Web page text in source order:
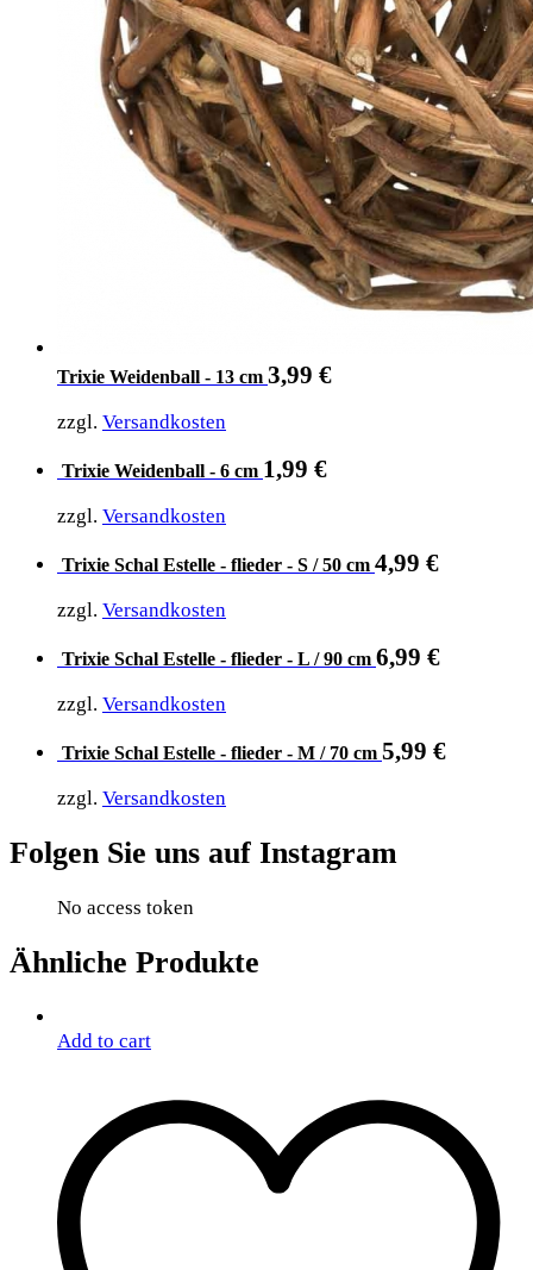
Trixie Weidenball - 13 cm 3,99 €
zzgl. Versandkosten
Trixie Weidenball - 6 cm 1,99 €
zzgl. Versandkosten
Trixie Schal Estelle - flieder - S / 50 cm 4,99 €
zzgl. Versandkosten
Trixie Schal Estelle - flieder - L / 90 cm 6,99 €
zzgl. Versandkosten
Trixie Schal Estelle - flieder - M / 70 cm 5,99 €
zzgl. Versandkosten
Folgen Sie uns auf Instagram
No access token
Ähnliche Produkte
Add to cart